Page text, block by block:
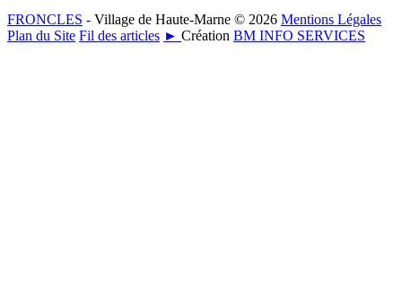
FRONCLES - Village de Haute-Marne © 2026 Mentions Légales
Plan du Site Fil des articles ► Création BM INFO SERVICES